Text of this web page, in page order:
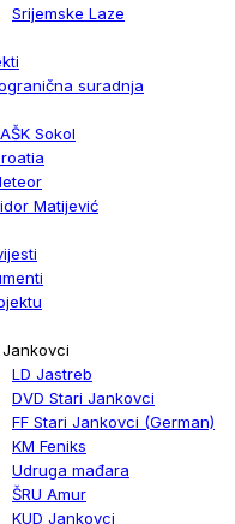
Srijemske Laze
suradnja
Sokol
Matijević
LD Jastreb
DVD Stari Jankovci
FF Stari Jankovci (German)
KM Feniks
Udruga mađara
ŠRU Amur
KUD Jankovci